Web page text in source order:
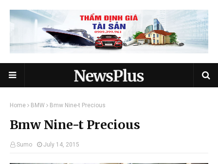
Home BMW Bmw Nine-t Precious
Bmw Nine-t Precious
Sumo July 14, 2015